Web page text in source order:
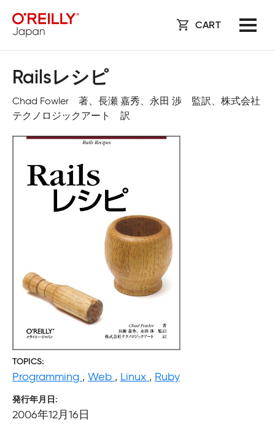
CART
Railsレシピ
Chad Fowler 著、長瀬 嘉秀、永田 渉 監訳、株式会社
テクノロジックアート 訳
TOPICS
Programming , Web , Linux , Ruby
発行年月日
2006年12月16日